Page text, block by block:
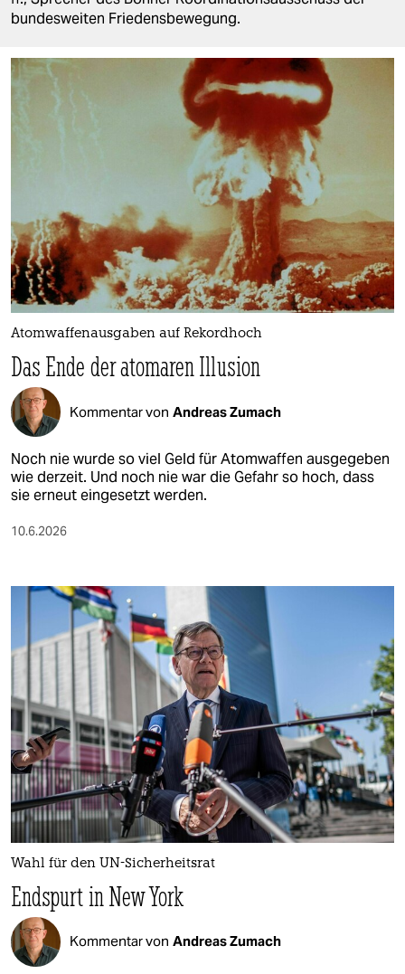
bundesweiten Friedensbewegung.
Atomwaffenausgaben auf Rekordhoch
Das Ende der atomaren Illusion
Kommentar von Andreas Zumach
Noch nie wurde so viel Geld für Atomwaffen ausgegeben
wie derzeit. Und noch nie war die Gefahr so hoch, dass
sie erneut eingesetzt werden.
10.6.2026
Wahl für den UN-Sicherheitsrat
Endspurt in New York
Kommentar von Andreas Zumach